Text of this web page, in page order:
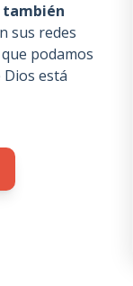
también
sus redes
podamos
está